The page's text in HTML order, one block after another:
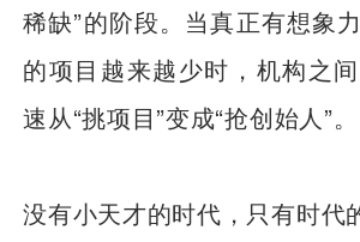
稀缺”的阶段。当真正有想象
的项目越来越少时，机构之
速从“挑项目”变成“抢创始人”。
没有小天才的时代，只有时代